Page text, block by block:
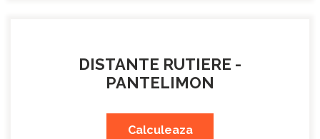
DISTANTE RUTIERE -
PANTELIMON
Calculeaza